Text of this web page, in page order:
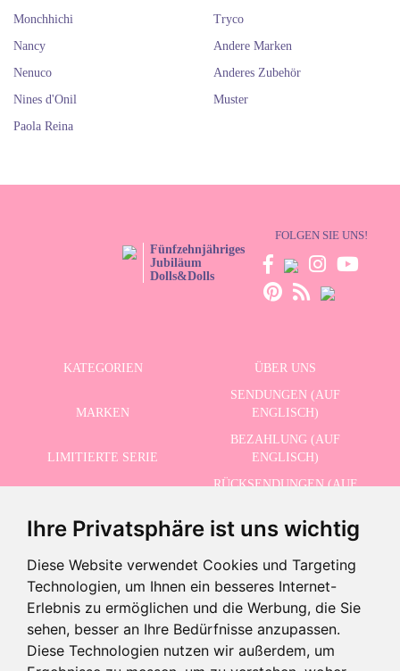
Ihre Privatsphäre ist uns wichtig
Diese Website verwendet Cookies und Targeting
Technologien, um Ihnen ein besseres Internet-
Erlebnis zu ermöglichen und die Werbung, die Sie
sehen, besser an Ihre Bedürfnisse anzupassen.
Diese Technologien nutzen wir außerdem, um
Monchhichi
Nancy
Nenuco
Nines d'Onil
Paola Reina
Tryco
Andere Marken
Anderes Zubehör
Muster
Fünfzehnjähriges
Jubiläum
Dolls&Dolls
FOLGEN SIE UNS!
KATEGORIEN ÜBER UNS
MARKEN
SENDUNGEN (AUF
ENGLISCH)
LIMITIERTE SERIE
BEZAHLUNG (AUF
ENGLISCH)
RÜCKSENDUNGEN (AUF
SCHLUSSVERKAUF
KONTAKT
ERHALTEN SIE UNSERE NEUESTEN NACHRICHTEN AUF ENGLISCH